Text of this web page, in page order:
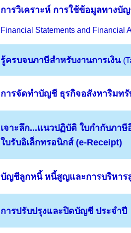
การวิเคราะห์ การใช้ข้อมูลทางบั
Financial Statements and Financial
รู้ครบจบภาษีสำหรับงานการเงิน
การจัดทำบัญชี ธุรกิจอสังหาริมท
เจาะลึก...แนวปฏิบัติ ใบกำกับภาษี
ใบรับอิเล็กทรอนิกส์ (e-Receipt)
บัญชีลูกหนี้ หนี้สูญและการบริหา
การปรับปรุงและปิดบัญชี ประจำปี